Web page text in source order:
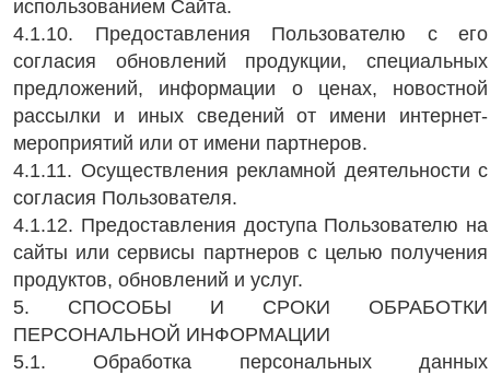
использованием Сайта.
4.1.10. Предоставления Пользователю с его
согласия обновлений продукции, специальных
предложений, информации о ценах, новостной
рассылки и иных сведений от имени интернет-
мероприятий или от имени партнеров.
4.1.11. Осуществления рекламной деятельности с
согласия Пользователя.
4.1.12. Предоставления доступа Пользователю на
сайты или сервисы партнеров с целью получения
продуктов, обновлений и услуг.
5. СПОСОБЫ И СРОКИ ОБРАБОТКИ
ПЕРСОНАЛЬНОЙ ИНФОРМАЦИИ
5.1. Обработка персональных данных